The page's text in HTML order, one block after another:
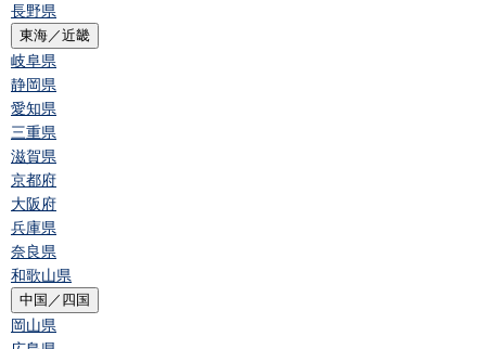
長野県
東海／近畿
岐阜県
静岡県
愛知県
三重県
滋賀県
京都府
大阪府
兵庫県
奈良県
和歌山県
中国／四国
岡山県